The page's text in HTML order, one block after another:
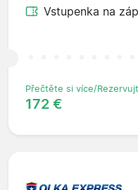
Vstupenka na
Přečtěte si více/
172 €